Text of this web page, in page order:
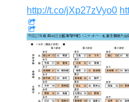
http://t.co/jXp27zVyo0